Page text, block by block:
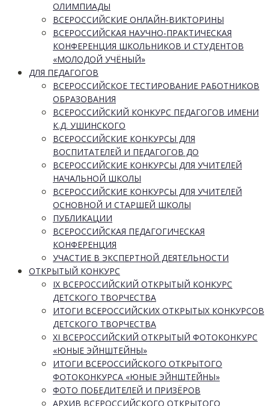
ОЛИМПИАДЫ
ВСЕРОССИЙСКИЕ ОНЛАЙН-ВИКТОРИНЫ
ВСЕРОССИЙСКАЯ НАУЧНО-ПРАКТИЧЕСКАЯ
КОНФЕРЕНЦИЯ ШКОЛЬНИКОВ И СТУДЕНТОВ
«МОЛОДОЙ УЧЁНЫЙ»
ДЛЯ ПЕДАГОГОВ
ВСЕРОССИЙСКОЕ ТЕСТИРОВАНИЕ РАБОТНИКОВ
ОБРАЗОВАНИЯ
ВСЕРОССИЙСКИЙ КОНКУРС ПЕДАГОГОВ ИМЕНИ
К.Д. УШИНСКОГО
ВСЕРОССИЙСКИЕ КОНКУРСЫ ДЛЯ
ВОСПИТАТЕЛЕЙ И ПЕДАГОГОВ ДО
ВСЕРОССИЙСКИЕ КОНКУРСЫ ДЛЯ УЧИТЕЛЕЙ
НАЧАЛЬНОЙ ШКОЛЫ
ВСЕРОССИЙСКИЕ КОНКУРСЫ ДЛЯ УЧИТЕЛЕЙ
ОСНОВНОЙ И СТАРШЕЙ ШКОЛЫ
ПУБЛИКАЦИИ
ВСЕРОССИЙСКАЯ ПЕДАГОГИЧЕСКАЯ
КОНФЕРЕНЦИЯ
УЧАСТИЕ В ЭКСПЕРТНОЙ ДЕЯТЕЛЬНОСТИ
ОТКРЫТЫЙ КОНКУРС
IX ВСЕРОССИЙСКИЙ ОТКРЫТЫЙ КОНКУРС
ДЕТСКОГО ТВОРЧЕСТВА
ИТОГИ ВСЕРОССИЙСКИХ ОТКРЫТЫХ КОНКУРСОВ
ДЕТСКОГО ТВОРЧЕСТВА
XI ВСЕРОССИЙСКИЙ ОТКРЫТЫЙ ФОТОКОНКУРС
«ЮНЫЕ ЭЙНШТЕЙНЫ»
ИТОГИ ВСЕРОССИЙСКОГО ОТКРЫТОГО
ФОТОКОНКУРСА «ЮНЫЕ ЭЙНШТЕЙНЫ»
ФОТО ПОБЕДИТЕЛЕЙ И ПРИЗЁРОВ
АРХИВ ВСЕРОССИЙСКОГО ОТКРЫТОГО